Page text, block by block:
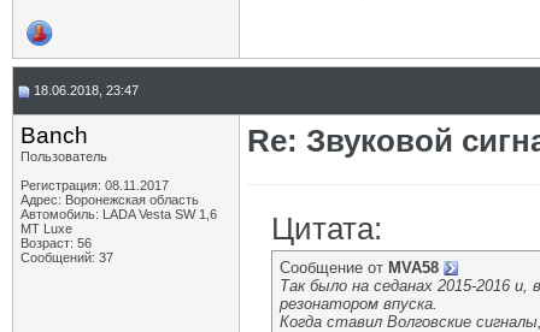
18.06.2018, 23:47
Banch
Пользователь
Регистрация: 08.11.2017
Адрес: Воронежская область
Автомобиль: LADA Vesta SW 1,6
MT Luxe
Возраст: 56
Сообщений: 37
Re: Звуковой
Цитата:
Сообщение от MVA58
Так было на седанах 2015-2016
резонатором впуска.
Когда ставил Волговские